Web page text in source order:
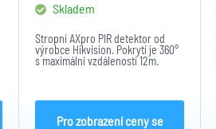
Skladem
Stropní AXpro PIR detektor od
výrobce Hikvision. Pokrytí je 360°
s maximální vzdáleností 12m.
otevřeném prostoru je...
Pro zobrazení ceny se